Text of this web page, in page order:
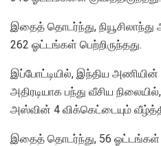
இதைத் தொடர்ந்து,
262 ஓட்டங்கள் பெற்றிருந்தது.
இப்போட்டியில், இந்திய அணியின்
அதிரடியாக பந்து வீசிய
அஸ்வின் 4 விக்கெட்டையும்
இதைத் தொடர்ந்து, 56 ஓட்டங்கள்